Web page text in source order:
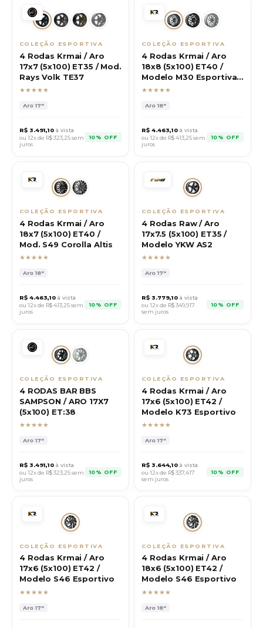
COLEÇÃO ESPORTIVA
4 Rodas Krmai / Aro
17x7 (5x100) ET35 / Mod.
Rays Volk TE37
★★★★★
Aro17"
R$ 3.491,10 à vista
ou 12x de R$323,25sem
juros
10% OFF
COLEÇÃO ESPORTIVA
4 Rodas Krmai / Aro
18x8 (5x100) ET40 /
Modelo M30 Esportiva
VW
★★★★★
Aro18"
R$ 4.463,10 à vista
ou 12x de R$413,25sem
juros
10% OFF
COLEÇÃO ESPORTIVA
4 Rodas Krmai / Aro
18x7 (5x100) ET40 /
Mod. S49 Corolla Altis
★★★★★
Aro18"
R$ 4.463,10 à vista
ou 12x de R$413,25sem
juros
10% OFF
COLEÇÃO ESPORTIVA
4 Rodas Raw / Aro
17x7.5 (5x100) ET35 /
Modelo YKW AS2
★★★★★
Aro17"
R$ 3.779,10 à vista
ou 12x de R$349,917
sem juros
10% OFF
COLEÇÃO ESPORTIVA
4 RODAS BAR BBS
SAMPSON / ARO 17X7
(5x100) ET:38
★★★★★
Aro17"
R$ 3.491,10 à vista
ou 12x de R$323,25sem
juros
10% OFF
COLEÇÃO ESPORTIVA
4 Rodas Krmai / Aro
17x6 (5x100) ET42 /
Modelo K73 Esportivo
★★★★★
Aro17"
R$ 3.644,10 à vista
ou 12x de R$337,417
sem juros
10% OFF
COLEÇÃO ESPORTIVA
4 Rodas Krmai / Aro
17x6 (5x100) ET42 /
Modelo S46 Esportivo
★★★★★
Aro17"
COLEÇÃO ESPORTIVA
4 Rodas Krmai / Aro
18x6 (5x100) ET42 /
Modelo S46 Esportivo
★★★★★
Aro18"